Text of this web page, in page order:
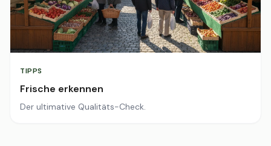
TIPPS
Frische erkennen
Der ultimative Qualitäts-Check.